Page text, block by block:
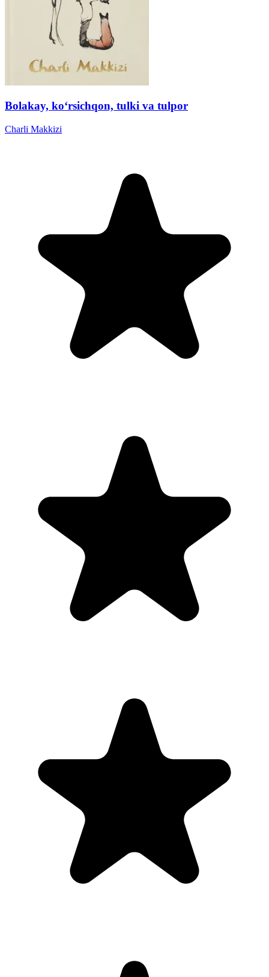
Bolakay, ko‘rsichqon, tulki va tulpor
Charli Makkizi